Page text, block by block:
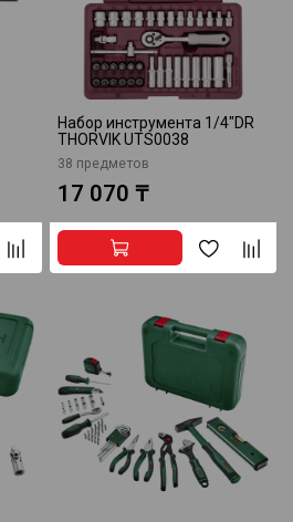
Набор инструмента 1/4"DR
THORVIK UTS0038
38 предметов
17 070 ₸